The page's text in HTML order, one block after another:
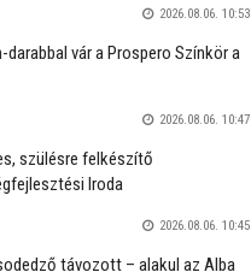
2026.08.06. 10:53
vár a Prospero Színkör a
2026.08.06. 10:47
szülésre felkészítő
Iroda
2026.08.06. 10:45
távozott – alakul az Alba